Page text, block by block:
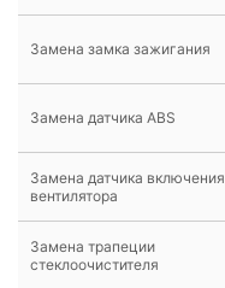
Замена замка зажигания
Замена датчика ABS
Замена датчика включения
вентилятора
Замена трапеции
стеклоочистителя